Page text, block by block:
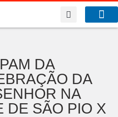
DA
DA
NA
DE SÃO PIO X